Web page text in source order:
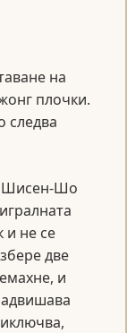
на
плочки.
следва
Шисен-Шо
и не се
две
и